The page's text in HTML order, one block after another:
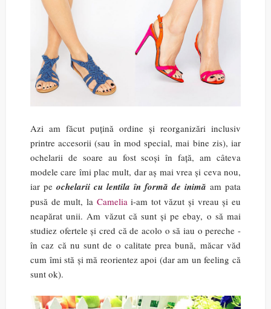
Azi am făcut puțină ordine și reorganizări inclusiv
printre accesorii (sau în mod special, mai bine zis), iar
ochelarii de soare au fost scoși în față, am câteva
modele care îmi plac mult, dar aș mai vrea și ceva nou,
iar pe ochelarii cu lentila în formă de inimă am pata
pusă de mult, la Cameliai-am tot văzut și vreau și eu
neapărat unii. Am văzut că sunt și pe ebay, o să mai
studiez ofertele și cred că de acolo o să iau o pereche -
în caz că nu sunt de o calitate prea bună, măcar văd
cum îmi stă și mă reorientez apoi (dar am un feeling că
sunt ok).